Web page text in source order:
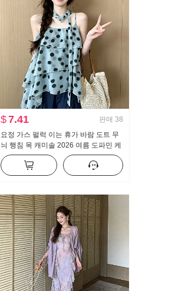
$7.41 판매 38
요정 가스 펄럭 이는 휴가 바람 도트 무
늬 행침 목 캐미솔 2026 여름 도파민 케
이크 퍼프 인형 셔츠 맨위